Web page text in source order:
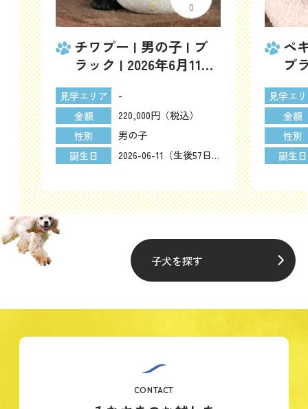
0
ペキシーズー | 男の子 |
ブラック＆ホワイト |
2026年6月9日（ID:dog-
200017314）
見学エリア
-
金額
150,000円（税込）
性別
男の子
誕生日
2026-06-09（生後59日）
ペ
ゴ
見学エ
金額
性別
誕生日
子犬を探す
CONTACT